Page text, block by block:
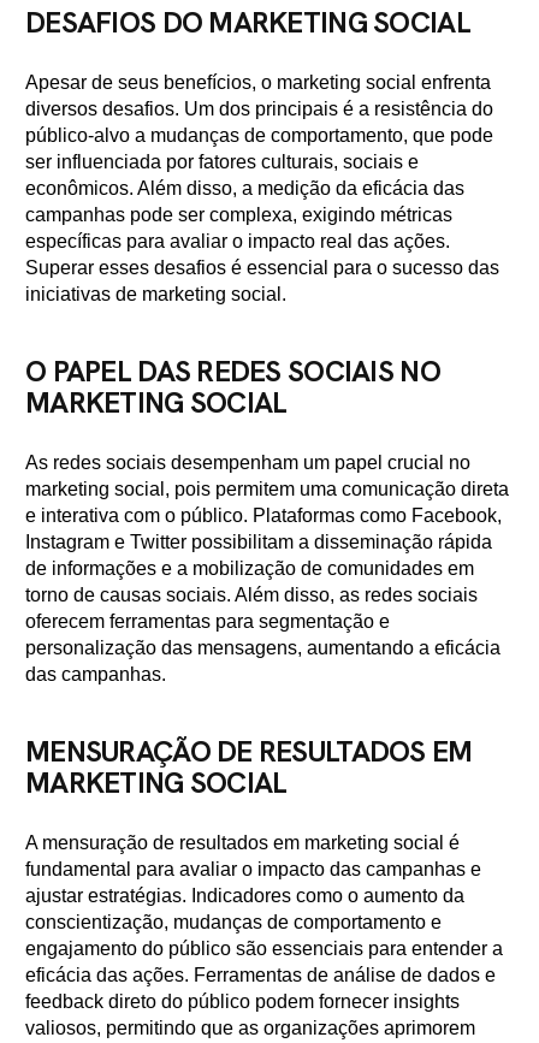
DESAFIOS DO MARKETING SOCIAL
Apesar de seus benefícios, o marketing social enfrenta
diversos desafios. Um dos principais é a resistência do
público-alvo a mudanças de comportamento, que pode
ser influenciada por fatores culturais, sociais e
econômicos. Além disso, a medição da eficácia das
campanhas pode ser complexa, exigindo métricas
específicas para avaliar o impacto real das ações.
Superar esses desafios é essencial para o sucesso das
iniciativas de marketing social.
O PAPEL DAS REDES SOCIAIS NO
MARKETING SOCIAL
As redes sociais desempenham um papel crucial no
marketing social, pois permitem uma comunicação direta
e interativa com o público. Plataformas como Facebook,
Instagram e Twitter possibilitam a disseminação rápida
de informações e a mobilização de comunidades em
torno de causas sociais. Além disso, as redes sociais
oferecem ferramentas para segmentação e
personalização das mensagens, aumentando a eficácia
das campanhas.
MENSURAÇÃO DE RESULTADOS EM
MARKETING SOCIAL
A mensuração de resultados em marketing social é
fundamental para avaliar o impacto das campanhas e
ajustar estratégias. Indicadores como o aumento da
conscientização, mudanças de comportamento e
engajamento do público são essenciais para entender a
eficácia das ações. Ferramentas de análise de dados e
feedback direto do público podem fornecer insights
valiosos, permitindo que as organizações aprimorem